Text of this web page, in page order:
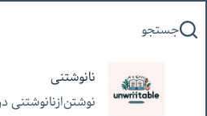
به
جستجو
نانوشتنی
نوشتن‌از‌نانوشتنی‌